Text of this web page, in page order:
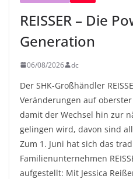
REISSER – Die
Generation
06/08/2026 dc
Der SHK-Großhändler
Veränderungen auf oberster
damit der Wechsel hin zur
gelingen wird, davon sind
Zum 1. Juni hat sich das
Familienunternehmen
aufgestellt: Mit Jessica